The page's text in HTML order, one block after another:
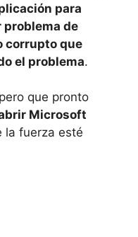
para
de
corrupto que
el problema.
que pronto
Microsoft
la fuerza esté